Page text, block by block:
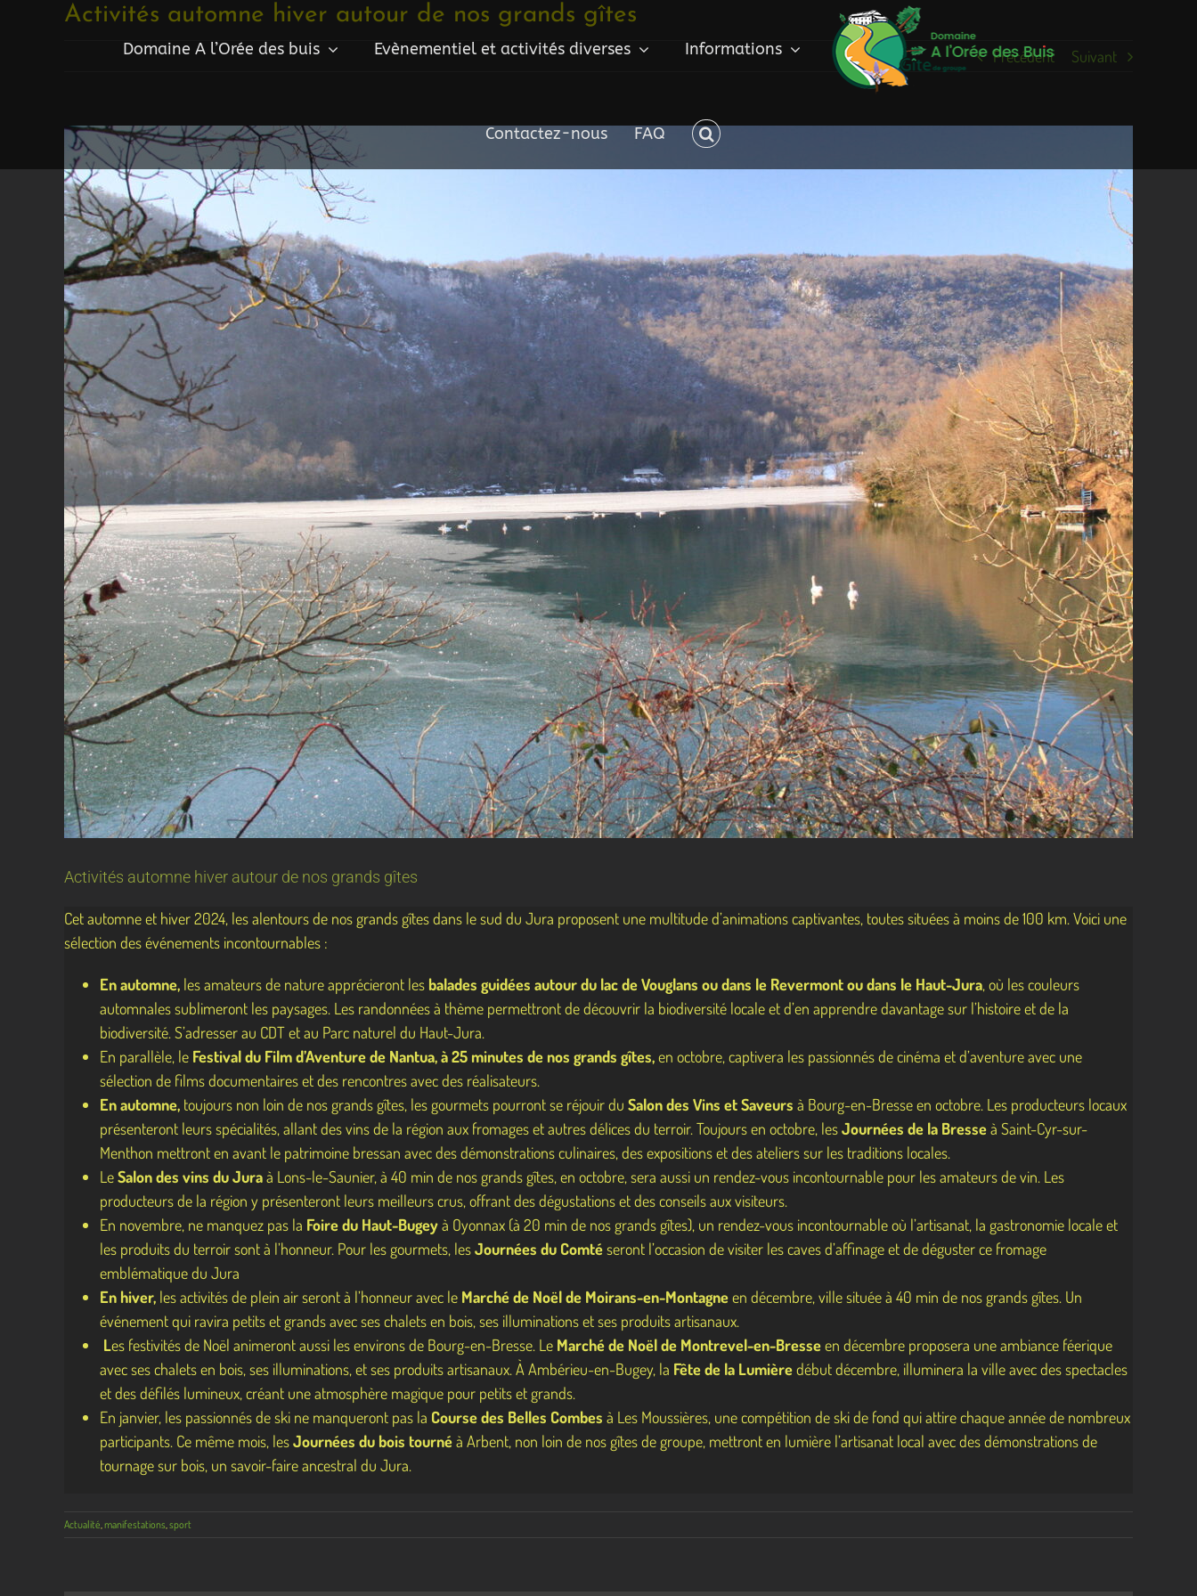
Domaine A l’Orée des buis Evènementiel et activités diverses Informations
Contactez-nous FAQ
Activités automne hiver autour de nos grands gîtes
Précédent Suivant
Voir
l'image
agrandie
Activités automne hiver autour de nos grands gîtes
Cet automne et hiver 2024, les alentours de nos grands gîtes dans le sud du Jura proposent une multitude d’animations captivantes, toutes situées à moins de 100 km. Voici une
sélection des événements incontournables :
En automne,les amateurs de nature apprécieront les balades guidées autour du lac de Vouglans ou dans le Revermont ou dans le Haut-Jura, où les couleurs
automnales sublimeront les paysages. Les randonnées à thème permettront de découvrir la biodiversité locale et d’en apprendre davantage sur l’histoire et de la
biodiversité. S’adresser au CDT et au Parc naturel du Haut-Jura.
En parallèle, le Festival du Film d’Aventure de Nantua, à 25 minutes de nos grands gîtes,en octobre, captivera les passionnés de cinéma et d’aventure avec une
sélection de films documentaires et des rencontres avec des réalisateurs.
En automne,toujours non loin de nos grands gîtes, les gourmets pourront se réjouir du Salon des Vins et Saveurs à Bourg-en-Bresse en octobre. Les producteurs locaux
présenteront leurs spécialités, allant des vins de la région aux fromages et autres délices du terroir. Toujours en octobre, lesJournées de la Bresseà Saint-Cyr-sur-
Menthon mettront en avant le patrimoine bressan avec des démonstrations culinaires, des expositions et des ateliers sur les traditions locales.
LeSalon des vins du Juraà Lons-le-Saunier, à 40 min de nos grands gîtes, en octobre, sera aussi un rendez-vous incontournable pour les amateurs de vin. Les
producteurs de la région y présenteront leurs meilleurs crus, offrant des dégustations et des conseils aux visiteurs.
En novembre, ne manquez pas la Foire du Haut-Bugeyà Oyonnax (à 20 min de nos grands gîtes), un rendez-vous incontournable où l’artisanat, la gastronomie locale et
les produits du terroir sont à l’honneur. Pour les gourmets, lesJournées du Comtéseront l’occasion de visiter les caves d’affinage et de déguster ce fromage
emblématique du Jura
En hiver,les activités de plein air seront à l’honneur avec le Marché de Noël de Moirans-en-Montagneen décembre, ville située à 40 min de nos grands gîtes. Un
événement qui ravira petits et grands avec ses chalets en bois, ses illuminations et ses produits artisanaux.
Les festivités de Noël animeront aussi les environs de Bourg-en-Bresse. Le Marché de Noël de Montrevel-en-Bresseen décembre proposera une ambiance féerique
avec ses chalets en bois, ses illuminations, et ses produits artisanaux. À Ambérieu-en-Bugey, la Fête de la Lumièredébut décembre, illuminera la ville avec des spectacles
et des défilés lumineux, créant une atmosphère magique pour petits et grands.
En janvier, les passionnés de ski ne manqueront pas la Course des Belles Combes à Les Moussières, une compétition de ski de fond qui attire chaque année de nombreux
participants. Ce même mois, lesJournées du bois tournéà Arbent, non loin de nos gîtes de groupe, mettront en lumière l’artisanat local avec des démonstrations de
tournage sur bois, un savoir-faire ancestral du Jura.
Actualité manifestations sport